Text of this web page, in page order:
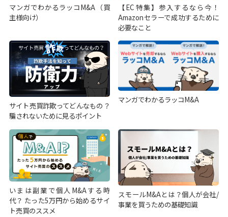
マンガでわかるラッコM&A（買
主様向け）
【EC特集】参入するなら今！
Amazonセラーで成功するために
必要なこと
サイト売買詐欺ってどんなもの？
騙されないために見るポイント
マンガでわかるラッコM&A
いまは副業で個人M&Aする時
代？ たった5万円から始めるサイ
ト売買のススメ
スモールM&Aとは？個人が会社/
事業を買うための基礎知識